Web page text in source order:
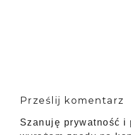
Prześlij komentarz
Szanuję prywatność i